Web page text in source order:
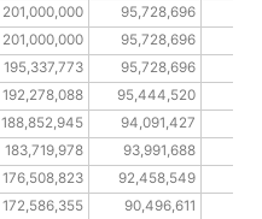
201,000,000 95,728,696
201,000,000 95,728,696
195,337,773 95,728,696
192,278,088 95,444,520
188,852,945 94,091,427
183,719,978 93,991,688
176,508,823 92,458,549
172,586,355 90,496,611